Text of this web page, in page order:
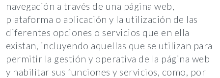
navegación a través de una página web,
plataforma o aplicación y la utilización de las
diferentes opciones o servicios que en ella
existan, incluyendo aquellas que se utilizan para
permitir la gestión y operativa de la página web
y habilitar sus funciones y servicios, como, por